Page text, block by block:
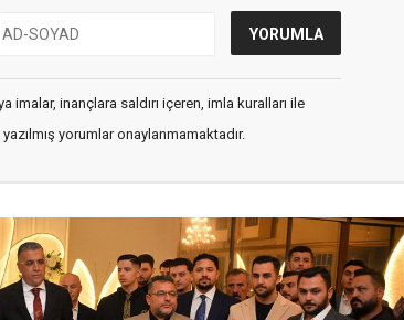
imalar, inançlara saldırı içeren, imla kuralları ile
yorumlar onaylanmamaktadır.